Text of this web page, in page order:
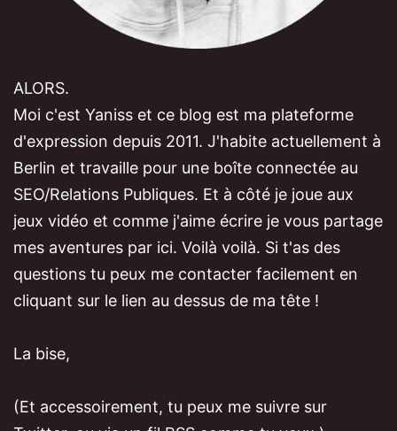
ALORS.
Moi c'est Yaniss et ce blog est ma plateforme
d'expression depuis 2011. J'habite actuellement à
Berlin et travaille pour une boîte connectée au
SEO/Relations Publiques. Et à côté je joue aux
jeux vidéo et comme j'aime écrire je vous partage
mes aventures par ici. Voilà voilà. Si t'as des
questions tu peux me contacter facilement en
cliquant sur le lien au dessus de ma tête !
La bise,
(Et accessoirement, tu peux me suivre sur